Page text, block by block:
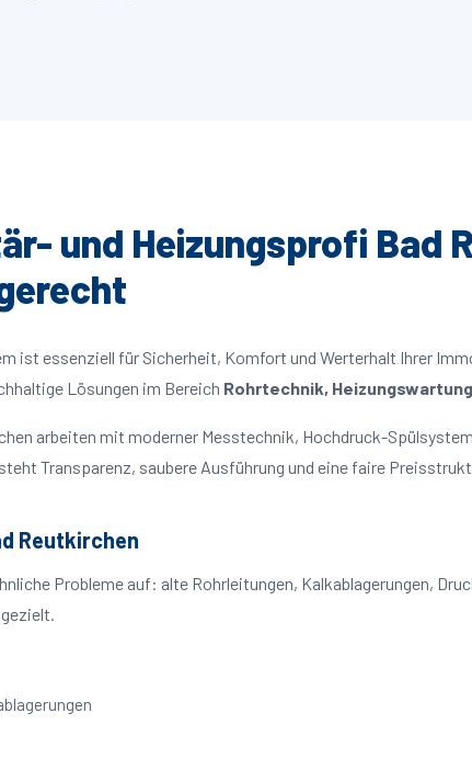
und Heizungsprofi Bad
ist essenziell für Sicherheit, Komfort und Werterhalt Ihrer
Lösungen im Bereich Rohrtechnik,
arbeiten mit moderner Messtechnik, Hochdruck-
Transparenz, saubere Ausführung und eine faire
Reutkirchen
Probleme auf: alte Rohrleitungen, Kalkablagerungen,